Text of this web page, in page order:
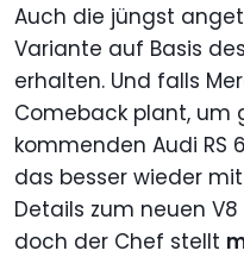
Auch die jüngst
Variante auf Basis
erhalten. Und falls
Comeback plant, um
kommenden Audi RS
das besser wieder
Details zum neuen
doch der Chef stellt